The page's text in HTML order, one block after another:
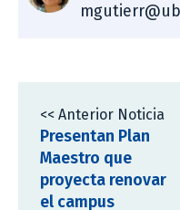
<< Anterior Noticia
Presentan Plan
Maestro que
proyecta renovar
el campus